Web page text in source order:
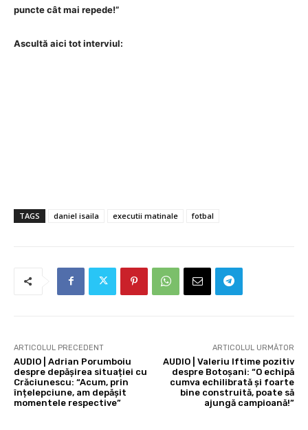
puncte cât mai repede!”
Ascultă aici tot interviul:
TAGS daniel isaila executii matinale fotbal
ARTICOLUL PRECEDENT
AUDIO | Adrian Porumboiu
despre depășirea situației cu
Crăciunescu: “Acum, prin
înțelepciune, am depășit
momentele respective”
ARTICOLUL URMĂTOR
AUDIO | Valeriu Iftime pozitiv
despre Botoșani: “O echipă
cumva echilibrată și foarte
bine construită, poate să
ajungă campioană!”